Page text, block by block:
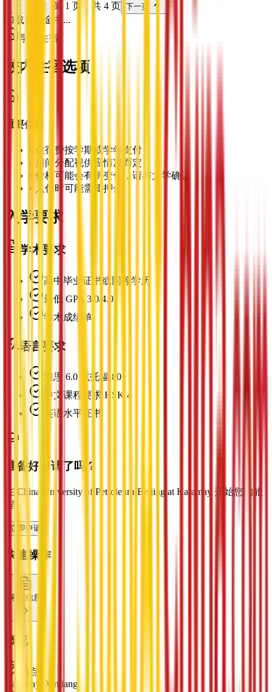
上一页 第 1 页，共 4 页 下一页
加载奖学金中...
学生住宿
校内住宿选项
重要信息
住宿费按学期或学年支付
• 房间分配视供应情况而定
• 价格可能会有所变化，请与大学确认
• 入住时可能需要押金
入学要求
学术要求
高中毕业证书或同等学历
最低 GPA 3.0/4.0
学术成绩单
语言要求
雅思 6.0 或托福 80+
中文课程要求 HSK 4
英语水平证书
准备好申请了吗？
在 China University of Petroleum-Beijing at Karamay 开始您的旅
程
立即申请
快速操作
索取信息
概况
地点
Karamay, Xinjiang